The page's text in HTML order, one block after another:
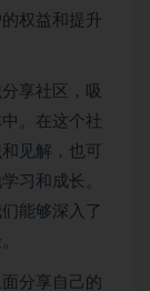
权益和提升
享社区，吸
。在这个社
见解，也可
习和成长。
能够深入了
分享自己的